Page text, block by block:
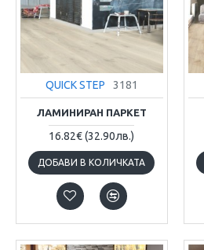
QUICK STEP 3181
ЛАМИНИРАН ПАРКЕТ
16.82€(32.90лв.)
ДОБАВИ В КОЛИЧКАТА